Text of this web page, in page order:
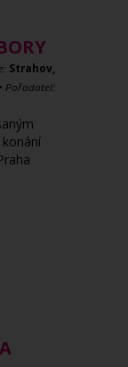
Strahov,
• Pořadatel: